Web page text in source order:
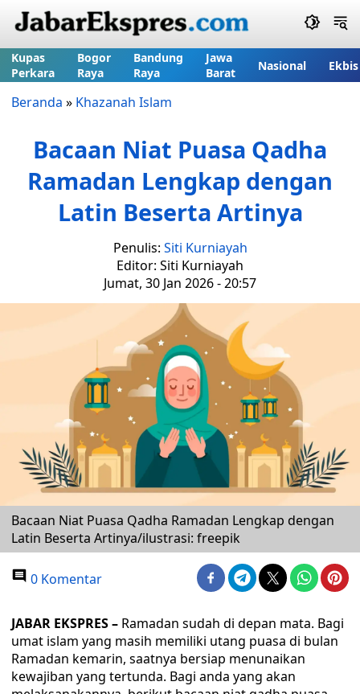
Kupas
Perkara
Bogor
Raya
Bandung
Raya
Jawa
Barat
Nasional Ekbis
Beranda » Khazanah Islam
Bacaan Niat Puasa Qadha
Ramadan Lengkap dengan
Latin Beserta Artinya
Penulis: Siti Kurniayah
Editor: Siti Kurniayah
Jumat, 30 Jan 2026 - 20:57
Bacaan Niat Puasa Qadha Ramadan Lengkap dengan
Latin Beserta Artinya/ilustrasi: freepik
0 Komentar
JABAR EKSPRES – Ramadan sudah di depan mata. Bagi
umat islam yang masih memiliki utang puasa di bulan
Ramadan kemarin, saatnya bersiap menunaikan
kewajiban yang tertunda. Bagi anda yang akan